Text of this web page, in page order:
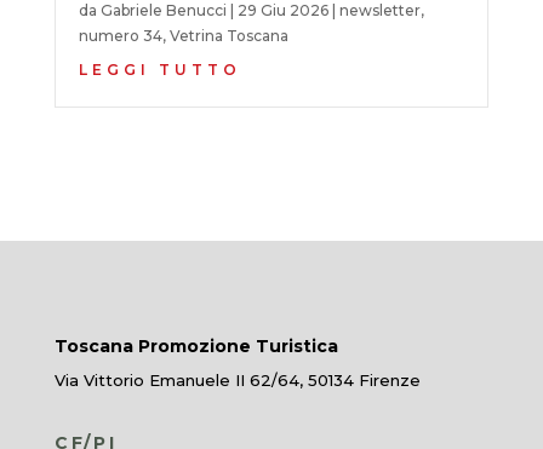
da Gabriele Benucci 29 Giu 2026| newsletter,
numero 34, Vetrina Toscana
LEGGI TUTTO
Toscana Promozione Turistica
Via Vittorio Emanuele II 62/64, 50134 Firenze
CF/PI